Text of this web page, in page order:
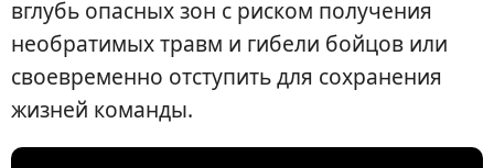
вглубь опасных зон с риском получения
необратимых травм и гибели бойцов или
своевременно отступить для сохранения
жизней команды.